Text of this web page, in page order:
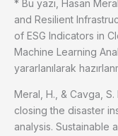
* Bu yazı, Hasan
and Resilient
of ESG Indicators in
Machine Learning
yararlanılarak
Meral, H., & Cavga,
closing the disaster
analysis. Sustainable